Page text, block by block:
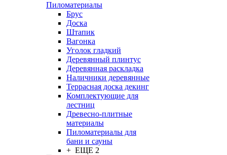
Пиломатериалы
Брус
Доска
Штапик
Вагонка
Уголок гладкий
Деревянный плинтус
Деревянная раскладка
Наличники деревянные
Террасная доска декинг
Комплектующие для
лестниц
Древесно-плитные
материалы
Пиломатериалы для
бани и сауны
+ ЕЩЕ 2